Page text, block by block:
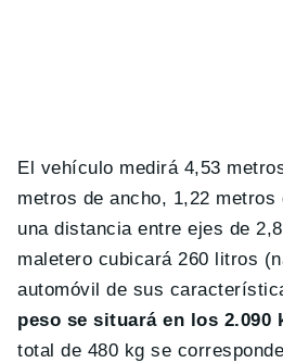
El vehículo medirá 4,53
metros de ancho, 1,22
una distancia entre ejes de
maletero cubicará 260 litros
automóvil de sus
peso se situará en los 2.090
total de 480 kg se